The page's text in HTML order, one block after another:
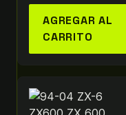
AGREGAR AL
CARRITO